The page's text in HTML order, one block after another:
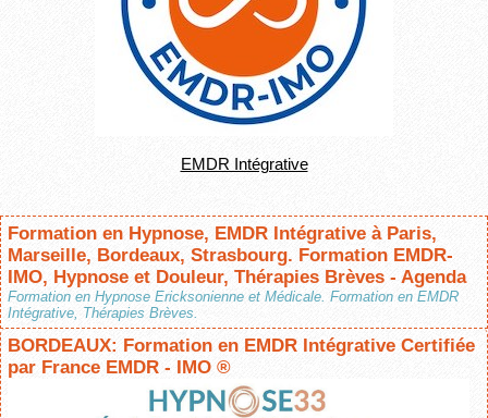
EMDR Intégrative
Formation en Hypnose, EMDR Intégrative à Paris,
Marseille, Bordeaux, Strasbourg. Formation EMDR-
IMO, Hypnose et Douleur, Thérapies Brèves - Agenda
Formation en Hypnose Ericksonienne et Médicale. Formation en EMDR
Intégrative, Thérapies Brèves.
BORDEAUX: Formation en EMDR Intégrative Certifiée
par France EMDR - IMO ®